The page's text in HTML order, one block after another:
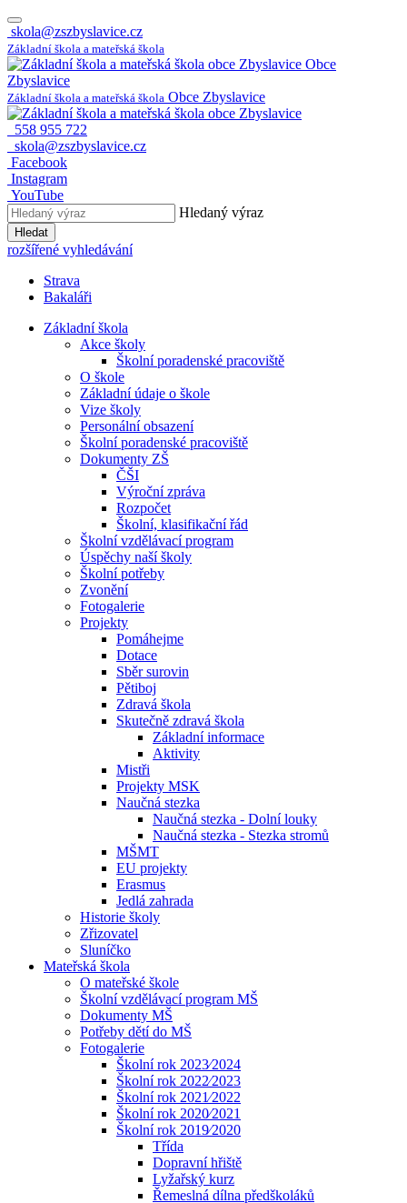
skola@zszbyslavice.cz
Základní škola a mateřská škola
Obce
Zbyslavice
Základní škola a mateřská škola Obce Zbyslavice
558 955 722
skola@zszbyslavice.cz
Facebook
Instagram
YouTube
Hledaný výraz
Hledat
rozšířené vyhledávání
Strava
Bakaláři
Základní škola
Akce školy
Školní poradenské pracoviště
O škole
Základní údaje o škole
Vize školy
Personální obsazení
Školní poradenské pracoviště
Dokumenty ZŠ
ČŠI
Výroční zpráva
Rozpočet
Školní, klasifikační řád
Školní vzdělávací program
Úspěchy naší školy
Školní potřeby
Zvonění
Fotogalerie
Projekty
Pomáhejme
Dotace
Sběr surovin
Pětiboj
Zdravá škola
Skutečně zdravá škola
Základní informace
Aktivity
Mistři
Projekty MSK
Naučná stezka
Naučná stezka - Dolní louky
Naučná stezka - Stezka stromů
MŠMT
EU projekty
Erasmus
Jedlá zahrada
Historie školy
Zřizovatel
Sluníčko
Mateřská škola
O mateřské škole
Školní vzdělávací program MŠ
Dokumenty MŠ
Potřeby dětí do MŠ
Fotogalerie
Školní rok 2023⁄2024
Školní rok 2022⁄2023
Školní rok 2021⁄2022
Školní rok 2020⁄2021
Školní rok 2019⁄2020
Třída
Dopravní hřiště
Lyžařský kurz
Řemeslná dílna předškoláků